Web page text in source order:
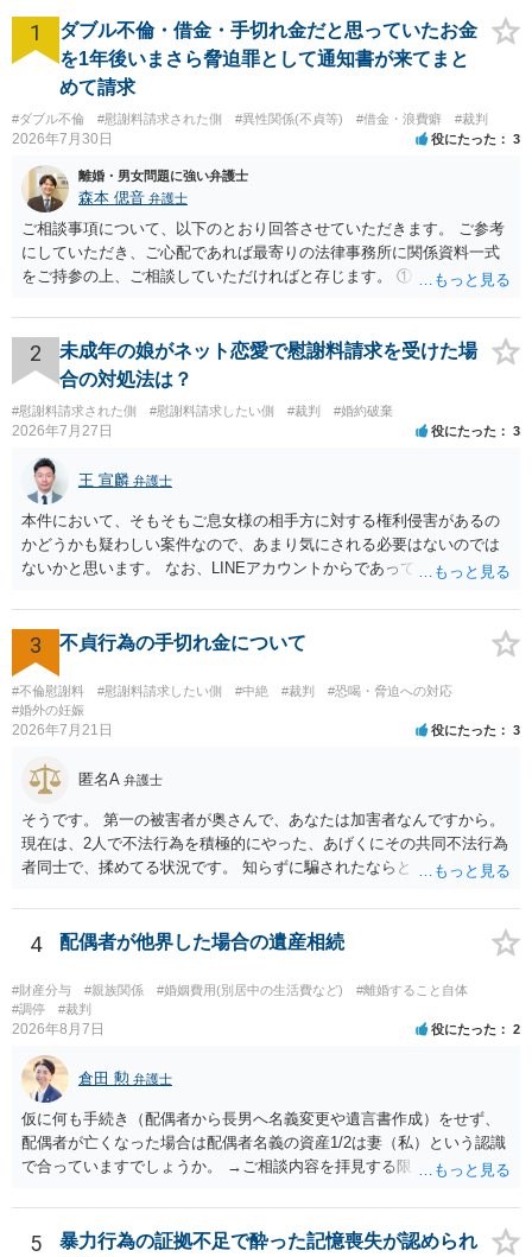
1
ダブル不倫・借金・手切れ金だと思っていたお金
を1年後いまさら脅迫罪として通知書が来てまと
めて請求
#ダブル不倫 #慰謝料請求された側 #異性関係(不貞等) #借金・浪費癖 #裁判
2026年7月30日 役にたった 3
離婚・男女問題に強い弁護士
森本 偲音 弁護士
ご相談事項について、以下のとおり回答させていただきます。 ご参考
にしていただき、ご心配であれば最寄りの法律事務所に関係資料一式
をご持参の上、ご相談していただければと存じます。 ① このLINEの
される可能性はあるのか ⇒LINEを含む１００万円の貸付に至るまでの
やり取り等の経緯、誓約書の内容等を踏まえて、関係を清算するため
の 金銭であったと評価される可能性はあると考えます。 ② 「今後一
切関与しないなら100万円振り込む」というLINEや誓約書は、裁判上
どの程度証拠価値があるのか ⇒前後のやり取りや誓約書の具体的内容
を見ない限り、具体的な判断はできませんが、一定の証拠価値はある
と考えます。 ③ 借用書があっても、後から100万円を貸付扱いに変更
することは認められるのか。 ⇒おそらく１００万円は不当利得（受け
取る正当な権利がないのに利益を取得した）として返還請求されてい
るものかと推察しますので、 貸金返還ではないかと存じます。 ④ 私
は現在、収入も不安定で貯金もなくリボ払い借金が既に約100万あり。
今年に再婚したが主人はお金に厳しい為、一括で220万円を支払う事は
困難 仮に裁判で敗訴した場合でも、分割払いになる可能性はあります
か。 ⇒判決となり敗訴してしまった場合は、強制執行により不動産等
の財産を差し押さえられ、そこから債権回収が図られることになりま
すが、 和解であれば柔軟な解決が可能ですので、その場合は分割払
いにより支払うことも十分可能です。 ⑤ このような事情であれば、私
は120万円のみ和解交渉を続けるべきでしょうか。 ⇒ご相談者様の認
れるため、 120万円のみについて交渉を続けることがベターかと存じ
ます。
2
未成年の娘がネット恋愛で慰謝料請求を受けた場
合の対処法は？
#慰謝料請求された側 #慰謝料請求したい側 #裁判 #婚約破棄
2026年7月27日 役にたった 3
王 宣麟 弁護士
本件において、そもそもご息女様の相手方に対する権利侵害があるの
かどうかも疑わしい案件なので、あまり気にされる必要はないのでは
ないかと思います。 なお、LINEアカウントからであっても、そこに紐
るパターンはありえるものの、本件のような精神的損害が発生したと
明確にいえないような案件において開示がなされる可能性も低いので
はないかと推察します。
3 不貞行為の手切れ金について
#不倫慰謝料 #慰謝料請求したい側 #中絶 #裁判
#恐喝・脅迫への対応
#婚外の妊娠
2026年7月21日 役にたった 3
匿名A 弁護士
そうです。 第一の被害者が奥さんで、あなたは加害者なんですから。
現在は、2人で不法行為を積極的にやった、あげくにその共同不法行為
者同士で、揉めてる状況です。 知らずに騙されたならともか
というだけですから。
4 配偶者が他界した場合の遺産相続
#財産分与 #親族関係 #婚姻費用(別居中の生活費など)
#離婚すること自体
#調停
#裁判
2026年8月7日 役にたった 2
倉田 勲 弁護士
仮に何も手続き（配偶者から長男へ名義変更や遺言書作成）をせず、
配偶者が亡くなった場合は配偶者名義の資産1/2は妻（私）という認識
で合っていますでしょうか。 →ご相談内容を拝見する限りでは、その
完全に所有する場合は、他の相続人に対して自宅の評価額の１/２の代
償金の支払いが必要になります。
5
暴力行為の証拠不足で酔った記憶喪失が認められ